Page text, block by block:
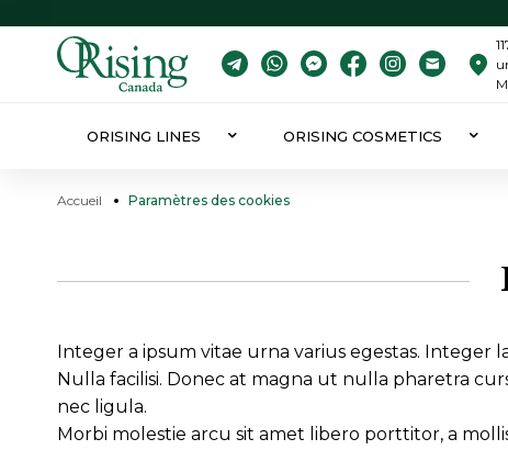
ORISING LINES ORISING COSMETICS
Accueil Paramètres des cookies
Integer a ipsum vitae urna varius egestas. Integer
Nulla facilisi. Donec at magna ut nulla pharetra
nec ligula.
Morbi molestie arcu sit amet libero porttitor, a